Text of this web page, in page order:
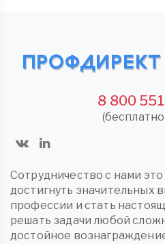
8 800
Сотрудничество с нами
достигнуть значительных
профессии и стать
решать задачи любой
достойное